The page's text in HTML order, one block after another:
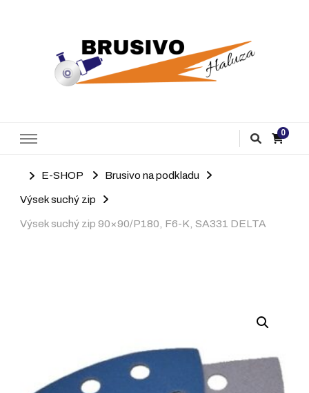
0
E-SHOP Brusivo na podkladu
Výsek suchý zip
Výsek suchý zip 90×90/P180, F6-K, SA331 DELTA